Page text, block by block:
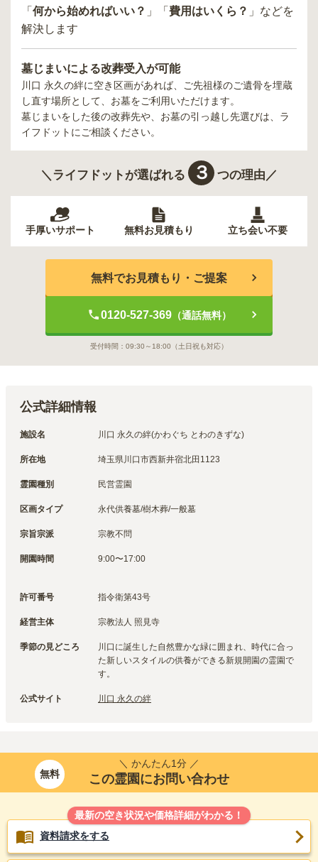
「 何から始めればいい？ 」「 費用はいくら？ 」などを
解決します
墓じまいによる改葬受入が可能
川口 永久の絆に空き区画があれば、ご先祖様のご遺骨を埋蔵
し直す場所として、お墓をご利用いただけます。
墓じまいをした後の改葬先や、お墓の引っ越し先選びは、ラ
イフドットにご相談ください。
＼ライフドットが選ばれる ３ つの理由／
手厚いサポート 無料お見積もり 立ち会い不要
無料でお見積もり・ご提案
0120-527-369（通話無料）
受付時間： 09:30～18:00 （土日祝も対応）
公式詳細情報
施設名 川口 永久の絆(かわぐち とわのきずな)
所在地 埼玉県川口市西新井宿北田1123
霊園種別 民営霊園
区画タイプ 永代供養墓/樹木葬/一般墓
宗旨宗派 宗教不問
開園時間 9:00〜17:00
許可番号 指令衛第43号
経営主体 宗教法人 照見寺
季節の見どころ
川口に誕生した自然豊かな緑に囲まれ、時代に合っ
た新しいスタイルの供養ができる新規開園の霊園で
す。
公式サイト 川口 永久の絆
無料
＼ かんたん1分 ／
この霊園にお問い合わせ
最新の空き状況や価格詳細がわかる！
資料請求をする